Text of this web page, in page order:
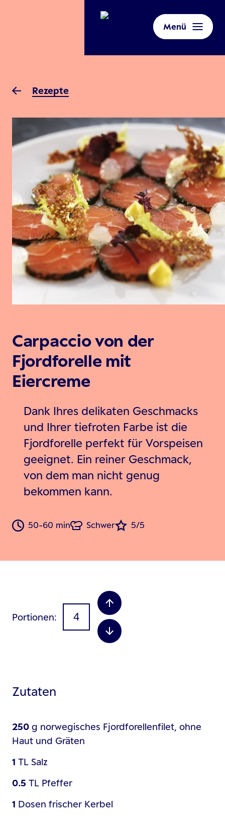
Menü
Rezepte
Carpaccio von der
Fjordforelle mit
Eiercreme
Dank Ihres delikaten Geschmacks
und Ihrer tiefroten Farbe ist die
Fjordforelle perfekt für Vorspeisen
geeignet. Ein reiner Geschmack,
von dem man nicht genug
bekommen kann.
50-60 min Schwer 5/5
Portionen
Zutaten
250 g norwegisches Fjordforellenfilet, ohne
Haut und Gräten
1 TL Salz
0.5 TL Pfeffer
1 Dosen frischer Kerbel